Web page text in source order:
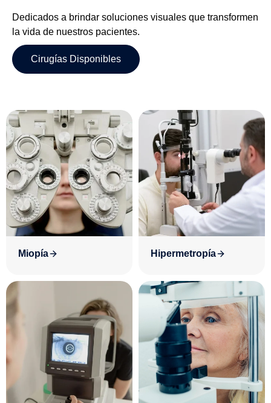
Dedicados a brindar soluciones visuales que transformen
la vida de nuestros pacientes.
Cirugías Disponibles
Miopía Hipermetropía